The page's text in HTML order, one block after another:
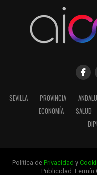
SEVILLA PROVINCIA
ECONOMÍA
SALUD
Política de Privacidad y
Publicidad: Fermín